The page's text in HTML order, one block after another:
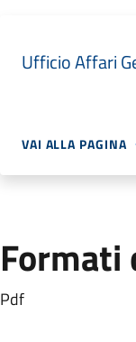
Ufficio Affari
VAI ALLA PAGINA
Pdf